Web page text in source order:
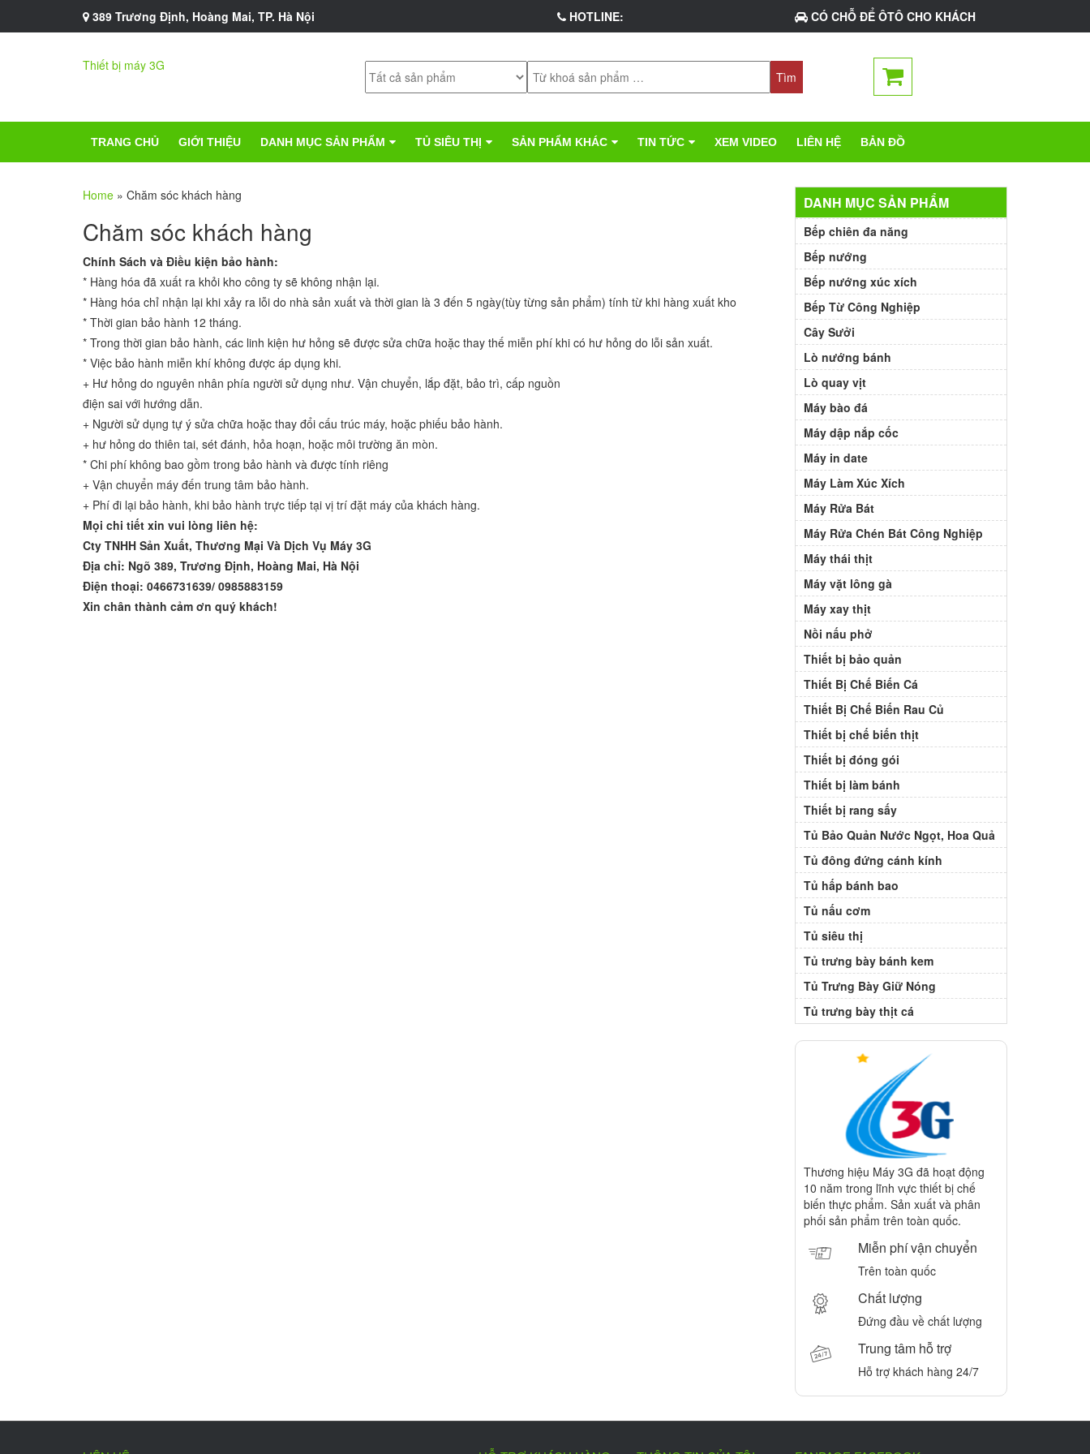
389 Trương Định, Hoàng Mai, TP. Hà Nội HOTLINE: CÓ CHỖ ĐỂ ÔTÔ CHO KHÁCH
Thiết bị máy 3G
TRANG CHỦ GIỚI THIỆU DANH MỤC SẢN PHẨM TỦ SIÊU THỊ SẢN PHẨM KHÁC TIN TỨC XEM VIDEO LIÊN HỆ BẢN ĐỒ
Home » Chăm sóc khách hàng
Chăm sóc khách hàng
Chính Sách và Điều kiện bảo hành:
* Hàng hóa đã xuất ra khỏi kho công ty sẽ không nhận lại.
* Hàng hóa chỉ nhận lại khi xảy ra lỗi do nhà sản xuất và thời gian là 3 đến 5 ngày(tùy từng sản phẩm) tính từ khi hàng xuất kho
* Thời gian bảo hành 12 tháng.
* Trong thời gian bảo hành, các linh kiện hư hỏng sẽ được sửa chữa hoặc thay thế miễn phí khi có hư hỏng do lỗi sản xuất.
* Việc bảo hành miễn khí không được áp dụng khi.
+ Hư hỏng do nguyên nhân phía người sử dụng như. Vận chuyển, lắp đặt, bảo trì, cấp nguồn
điện sai với hướng dẫn.
+ Người sử dụng tự ý sửa chữa hoặc thay đổi cấu trúc máy, hoặc phiếu bảo hành.
+ hư hỏng do thiên tai, sét đánh, hỏa hoạn, hoặc môi trường ăn mòn.
* Chi phí không bao gồm trong bảo hành và được tính riêng
+ Vận chuyển máy đến trung tâm bảo hành.
+ Phí đi lại bảo hành, khi bảo hành trực tiếp tại vị trí đặt máy của khách hàng.
Mọi chi tiết xin vui lòng liên hệ:
Cty TNHH Sản Xuất, Thương Mại Và Dịch Vụ Máy 3G
Địa chỉ: Ngõ 389, Trương Định, Hoàng Mai, Hà Nội
Điện thoại: 0466731639/ 0985883159
Xin chân thành cảm ơn quý khách!
DANH MỤC SẢN PHẨM
Bếp chiên đa năng
Bếp nướng
Bếp nướng xúc xích
Bếp Từ Công Nghiệp
Cây Sưởi
Lò nướng bánh
Lò quay vịt
Máy bào đá
Máy dập nắp cốc
Máy in date
Máy Làm Xúc Xích
Máy Rửa Bát
Máy Rửa Chén Bát Công Nghiệp
Máy thái thịt
Máy vặt lông gà
Máy xay thịt
Nồi nấu phở
Thiết bị bảo quản
Thiết Bị Chế Biến Cá
Thiết Bị Chế Biến Rau Củ
Thiết bị chế biến thịt
Thiết bị đóng gói
Thiết bị làm bánh
Thiết bị rang sấy
Tủ Bảo Quản Nước Ngọt, Hoa Quả
Tủ đông đứng cánh kính
Tủ hấp bánh bao
Tủ nấu cơm
Tủ siêu thị
Tủ trưng bày bánh kem
Tủ Trưng Bày Giữ Nóng
Tủ trưng bày thịt cá
Thương hiệu Máy 3G đã hoạt động
10 năm trong lĩnh vực thiết bị chế
biến thực phẩm. Sản xuất và phân
phối sản phẩm trên toàn quốc.
Miễn phí vận chuyển
Trên toàn quốc
Chất lượng
Đứng đầu về chất lượng
Trung tâm hỗ trợ
Hỗ trợ khách hàng 24/7